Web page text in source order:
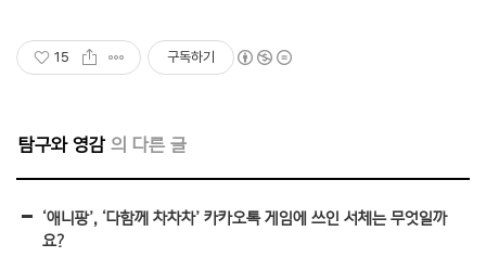
15 구독하기
탐구와 영감
‘애니팡’, ‘다함께 차차차’ 카카오톡 게임에 쓰인 서체는 무엇일까
요?